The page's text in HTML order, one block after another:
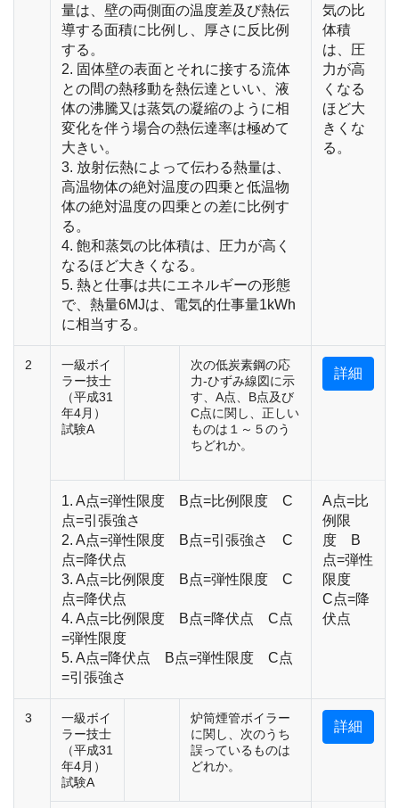
量は、壁の両側面の温度差及び熱伝
導する面積に比例し、厚さに反比例
する。
2. 固体壁の表面とそれに接する流体
との間の熱移動を熱伝達といい、液
体の沸騰又は蒸気の凝縮のように相
変化を伴う場合の熱伝達率は極めて
大きい。
3. 放射伝熱によって伝わる熱量は、
高温物体の絶対温度の四乗と低温物
体の絶対温度の四乗との差に比例す
る。
4. 飽和蒸気の比体積は、圧力が高く
なるほど大きくなる。
5. 熱と仕事は共にエネルギーの形態
で、熱量6MJは、電気的仕事量1kWh
に相当する。
気の比
体積
は、圧
力が高
くなる
ほど大
きくな
る。
2
一級ボイ
ラー技士
（平成31
年4月）
試験A
次の低炭素鋼の応
力-ひずみ線図に示
す、A点、B点及び
C点に関し、正しい
ものは１～５のう
ちどれか。
詳細
1. A点=弾性限度 B点=比例限度 C
点=引張強さ
2. A点=弾性限度 B点=引張強さ C
点=降伏点
3. A点=比例限度 B点=弾性限度 C
点=降伏点
4. A点=比例限度 B点=降伏点 C点
=弾性限度
5. A点=降伏点 B点=弾性限度 C点
=引張強さ
A点=比
例限
度 B
点=弾性
限度
C点=降
伏点
3
一級ボイ
ラー技士
（平成31
年4月）
試験A
炉筒煙管ボイラー
に関し、次のうち
誤っているものは
どれか。
詳細